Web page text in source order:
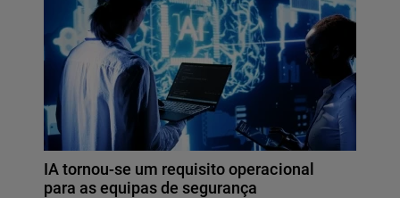
IA tornou-se um requisito operacional
para as equipas de segurança